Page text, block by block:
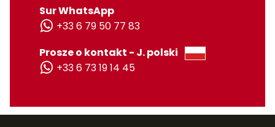
Sur WhatsApp
+33 6 79 50 77 83
Prosze o kontakt - J. polski
+33 6 73 19 14 45